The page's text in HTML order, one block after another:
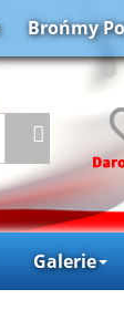
Brońmy
Galerie